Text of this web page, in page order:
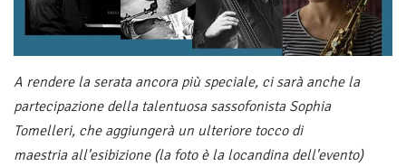
A rendere la serata ancora più speciale, ci sarà anche la
partecipazione della talentuosa sassofonista Sophia
Tomelleri, che aggiungerà un ulteriore tocco di
maestria all'esibizione (la foto è la locandina dell'evento)